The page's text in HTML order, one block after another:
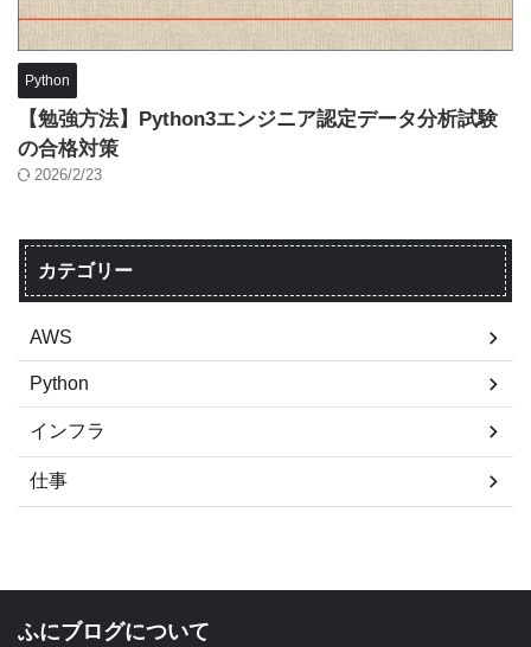
Python
【勉強方法】Python3エンジニア認定データ分析試験
の合格対策
2026/2/23
カテゴリー
AWS
Python
インフラ
仕事
ふにブログについて